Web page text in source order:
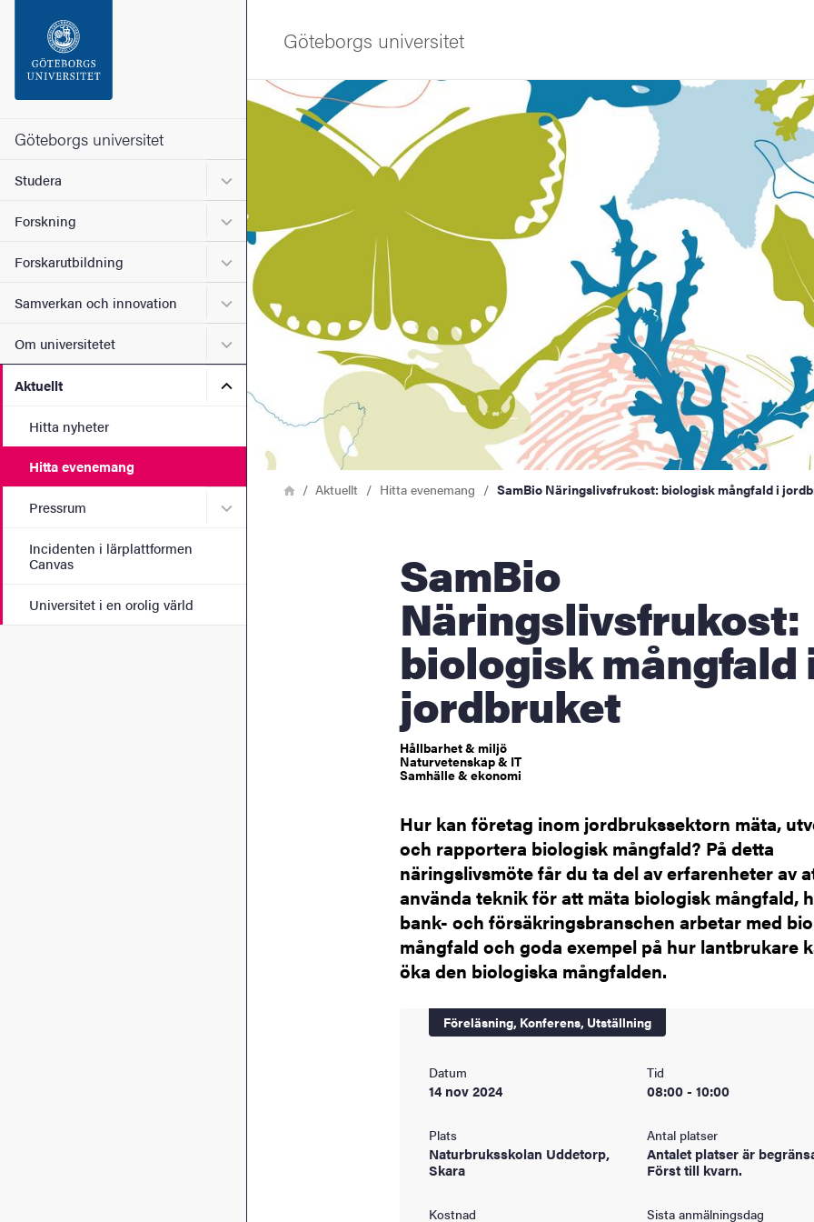
Sidfoten
Om webbplatsen
Göteborgs universitet
Studera Undermeny för Studera
Forskning Undermeny för Forskning
Forskarutbildning Undermeny för Forskarutbildning
Samverkan och innovation Undermeny för Samverkan och innovation
Om universitetet Undermeny för Om universitetet
Aktuellt Undermeny för Aktuellt
Hitta nyheter
Hitta evenemang
Pressrum Undermeny för Pressrum
Incidenten i lärplattformen
Canvas
Universitet i en orolig värld
Göteborgs universitet
Bild
LänkstigHemAktuellt Hitta evenemang SamBio Näringslivsfrukost: biologisk mångfald i
SamBio
Näringslivsfrukost:
biologisk mångfald
jordbruket
Hållbarhet & miljö
Naturvetenskap & IT
Samhälle & ekonomi
Hur kan företag inom jordbrukssektorn mäta,
och rapportera biologisk mångfald? På detta
näringslivsmöte får du ta del av erfarenheter av
använda teknik för att mäta biologisk mångfald,
bank- och försäkringsbranschen arbetar med
mångfald och goda exempel på hur lantbrukare
öka den biologiska mångfalden.
Föreläsning, Konferens, Utställning
Datum
14 nov 2024
Tid
08:00 - 10:00
Plats
Naturbruksskolan Uddetorp,
Skara
Antal platser
Antalet platser är
Först till kvarn.
Kostnad Sista anmälningsdag